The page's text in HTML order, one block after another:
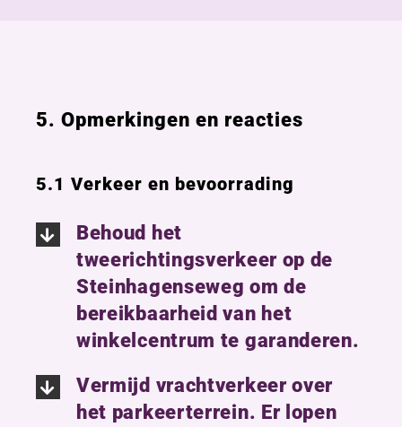
5. Opmerkingen en reacties
5.1 Verkeer en bevoorrading
Behoud het
tweerichtingsverkeer op de
Steinhagenseweg om de
bereikbaarheid van het
winkelcentrum te garanderen.
Vermijd vrachtverkeer over
het parkeerterrein. Er lopen